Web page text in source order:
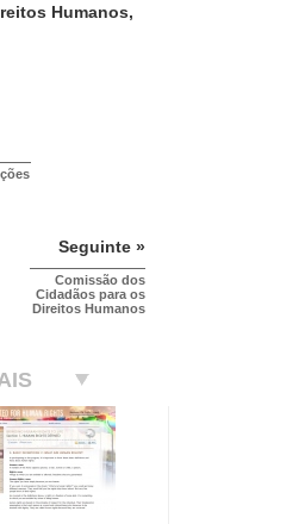
Humanos,
Seguinte »
Comissão dos
Cidadãos para os
Direitos Humanos